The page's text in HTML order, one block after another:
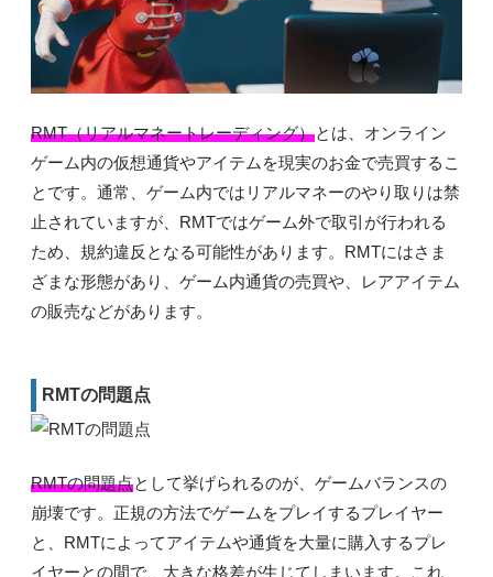
RMT（リアルマネートレーディング）とは、オンライン
ゲーム内の仮想通貨やアイテムを現実のお金で売買するこ
とです。通常、ゲーム内ではリアルマネーのやり取りは禁
止されていますが、RMTではゲーム外で取引が行われる
ため、規約違反となる可能性があります。RMTにはさま
ざまな形態があり、ゲーム内通貨の売買や、レアアイテム
の販売などがあります。
RMTの問題点
RMTの問題点として挙げられるのが、ゲームバランスの
崩壊です。正規の方法でゲームをプレイするプレイヤー
と、RMTによってアイテムや通貨を大量に購入するプレ
イヤーとの間で、大きな格差が生じてしまいます。これ